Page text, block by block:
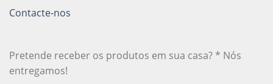
Contacte-nos
Pretende receber os produtos em sua casa? * Nós
entregamos!